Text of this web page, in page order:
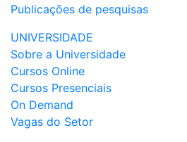
Publicações de pesquisas
UNIVERSIDADE
Sobre a Universidade
Cursos Online
Cursos Presenciais
On Demand
Vagas do Setor